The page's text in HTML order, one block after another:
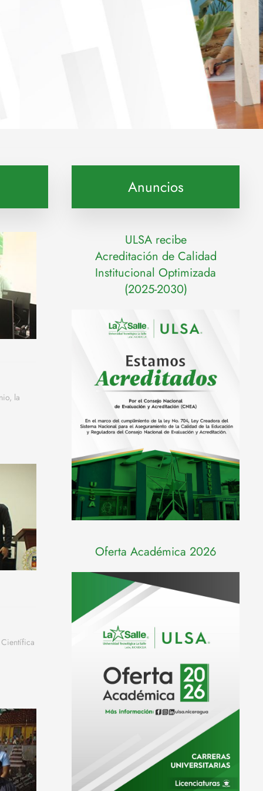
la
Anuncios
ULSA recibe
Acreditación de Calidad
Institucional Optimizada
(2025-2030)
Oferta Académica 2026